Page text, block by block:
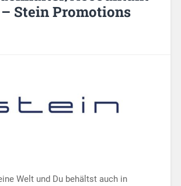
Stein Promotions
Welt und Du behältst auch in